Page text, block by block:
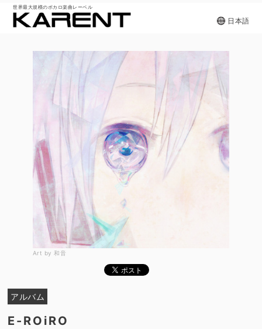
世界最大規模のボカロ楽曲レーベル
日本語
Art by 和音
アルバム
E-ROiRO